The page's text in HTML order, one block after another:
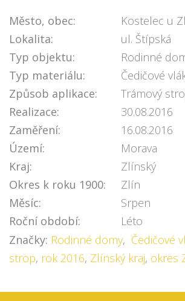
Město, obec:
Kostelec u
Lokalita:
ul. Štípská
Typ objektu:
Rodinné
Typ materiálu:
Čedičové
Způsob aplikace:
Trámový
Realizace:
30.08.2016
Zaměření:
16.08.2016
Území:
Morava
Kraj:
Zlínský
Okres k roku 1900:
Zlín
Měsíc:
Srpen
Roční období:
Léto
Značky: Rodinné domy, Čedičové
strop, rok 2016, Zlínský kraj, okres